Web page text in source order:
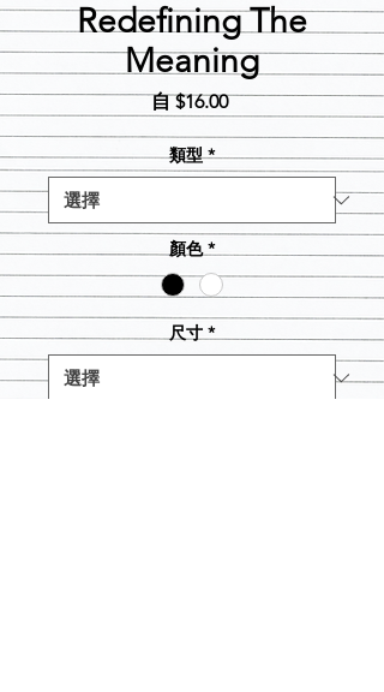
Redefining The
Meaning
自$16.00促
銷
格
類型 *
顏色 *
尺寸 *